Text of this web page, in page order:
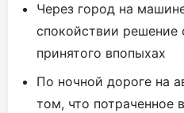
Через город на
спокойствии решение
принятого впопыхах
По ночной дороге на
том, что потраченное